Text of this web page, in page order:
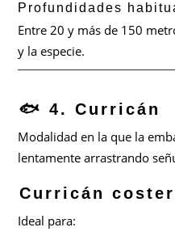
Profundidades
Entre 20 y más de 150
y la especie.
🐟 4. Curricán
Modalidad en la que la
lentamente arrastrando
Curricán
Ideal para: